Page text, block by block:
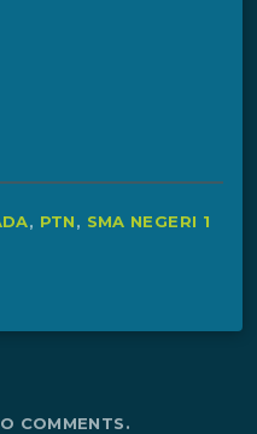
, PTN, SMA NEGERI 1
COMMENTS.